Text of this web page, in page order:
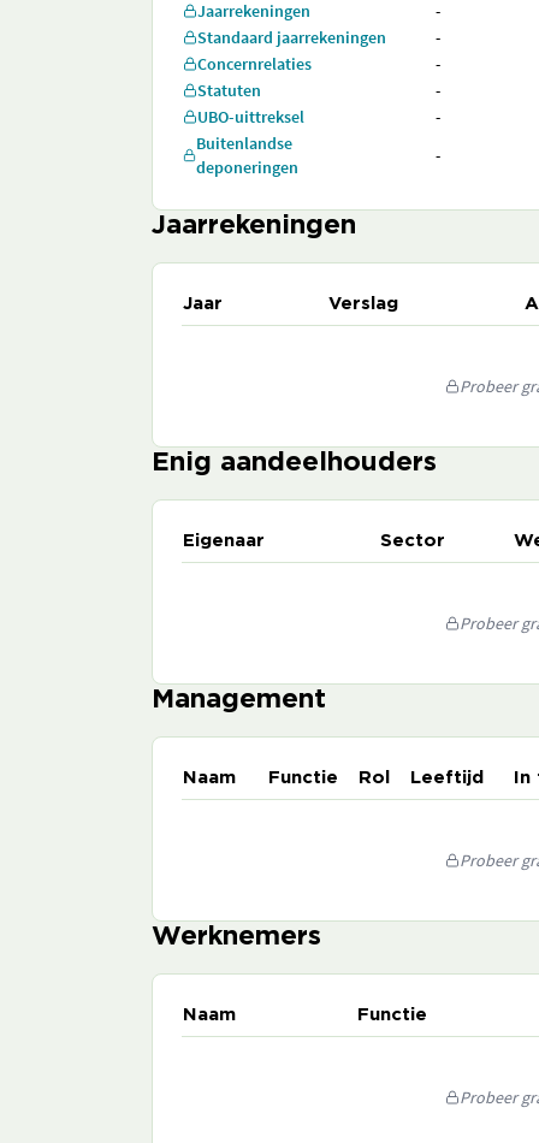
Jaarrekeningen
-
Standaard jaarrekeningen
-
Concernrelaties
-
Statuten
-
UBO-uittreksel
-
Buitenlandse
deponeringen
-
Jaarrekeningen
Jaar Verslag
Probeer
Enig aandeelhouders
Eigenaar Sector
Probeer
Management
Naam Functie Rol Leeftijd
Probeer
Werknemers
Naam Functie
Probeer